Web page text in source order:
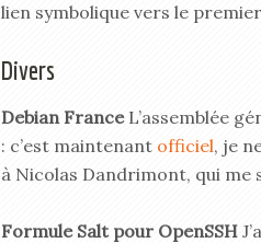
lien symbolique vers le
Divers
Debian FranceL’assemblée
: c’est maintenant officiel, je
à Nicolas Dandrimont, qui me
Formule Salt pour OpenSSH